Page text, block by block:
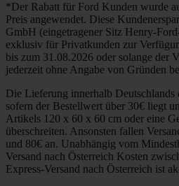
*Der Rabatt für Ford Kunden wurde
Preis angewendet. Diese
GmbH (eingetragener Sitz Henry-
exklusiv für Privatkunden zur
bis zum 31.08.2026 oder solange der
jederzeit ohne Angabe von Gründen
Die Lieferung innerhalb Deutschlands
sofern der Bestellwert über 30€ liegt
Artikels 120 x 60 x 60 cm oder eine
überschreiten. Ansonsten fallen
und 80€ an. Unabhängig vom
Versand nach Österreich Kosten
Express-Versand nach Österreich ist